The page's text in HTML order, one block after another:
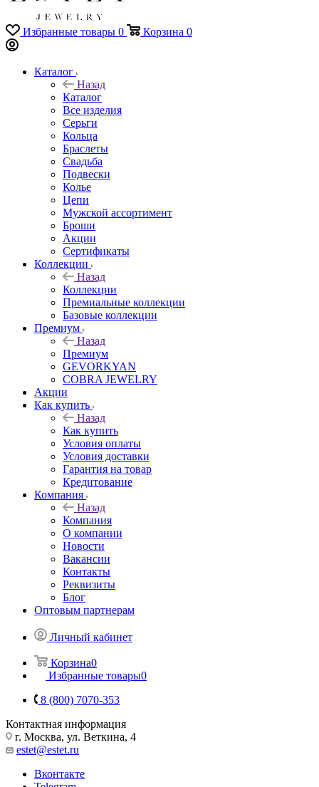
Избранные товары 0 Корзина 0
Каталог
Назад
Каталог
Все изделия
Серьги
Кольца
Браслеты
Свадьба
Подвески
Колье
Цепи
Мужской ассортимент
Броши
Акции
Сертификаты
Коллекции
Назад
Коллекции
Премиальные коллекции
Базовые коллекции
Премиум
Назад
Премиум
GEVORKYAN
COBRA JEWELRY
Акции
Как купить
Назад
Как купить
Условия оплаты
Условия доставки
Гарантия на товар
Кредитование
Компания
Назад
Компания
О компании
Новости
Вакансии
Контакты
Реквизиты
Блог
Оптовым партнерам
Личный кабинет
Корзина0
Избранные товары0
8 (800) 7070-353
Контактная информация
г. Москва, ул. Веткина, 4
estet@estet.ru
Вконтакте